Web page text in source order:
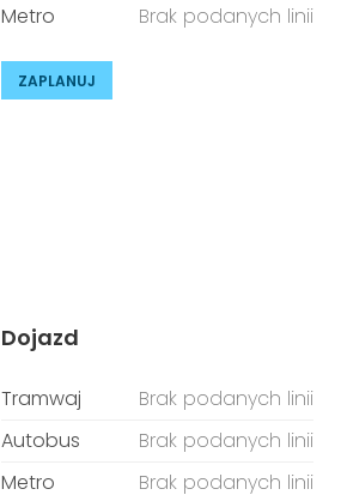
Metro
Brak podanych linii
ZAPLANUJ
Dojazd
Tramwaj
Brak podanych linii
Autobus
Brak podanych linii
Metro
Brak podanych linii